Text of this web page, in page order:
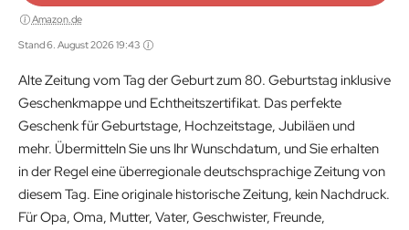
Amazon.de
Stand 6. August 2026 19:43
Alte Zeitung vom Tag der Geburt zum 80. Geburtstag inklusive
Geschenkmappe und Echtheitszertifikat. Das perfekte
Geschenk für Geburtstage, Hochzeitstage, Jubiläen und
mehr. Übermitteln Sie uns Ihr Wunschdatum, und Sie erhalten
in der Regel eine überregionale deutschsprachige Zeitung von
diesem Tag. Eine originale historische Zeitung, kein Nachdruck.
Für Opa, Oma, Mutter, Vater, Geschwister, Freunde,